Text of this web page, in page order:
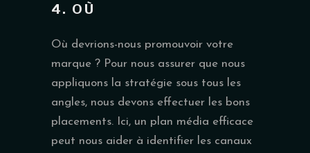
4. OÙ
Où devrions-nous promouvoir votre
marque ? Pour nous assurer que nous
appliquons la stratégie sous tous les
angles, nous devons effectuer les bons
placements. Ici, un plan média efficace
peut nous aider à identifier les canaux